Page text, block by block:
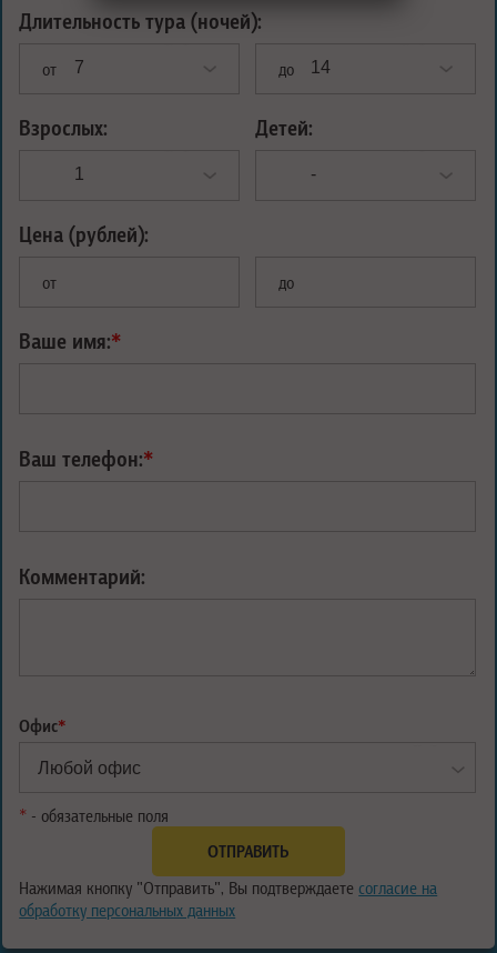
Длительность тура (ночей):
от до
Взрослых: Детей:
Цена (рублей):
от до
Ваше имя:*
Ваш телефон:*
Комментарий:
Офис*
* - обязательные поля
Нажимая кнопку "Отправить", Вы подтверждаете согласие на
обработку персональных данных